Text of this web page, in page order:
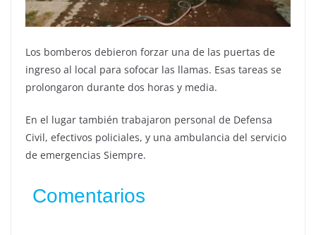
Los bomberos debieron forzar una de las puertas de
ingreso al local para sofocar las llamas. Esas tareas se
prolongaron durante dos horas y media.
En el lugar también trabajaron personal de Defensa
Civil, efectivos policiales, y una ambulancia del servicio
de emergencias Siempre.
Comentarios